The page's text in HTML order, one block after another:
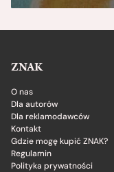
ZNAK
O nas
Dla autorów
Dla reklamodawców
Kontakt
Gdzie mogę kupić ZNAK?
Regulamin
Polityka prywatności